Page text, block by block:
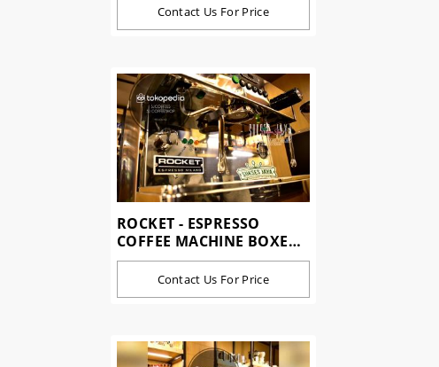
Contact Us For Price
ROCKET - ESPRESSO
COFFEE MACHINE BOXER
1 GROUP
Contact Us For Price